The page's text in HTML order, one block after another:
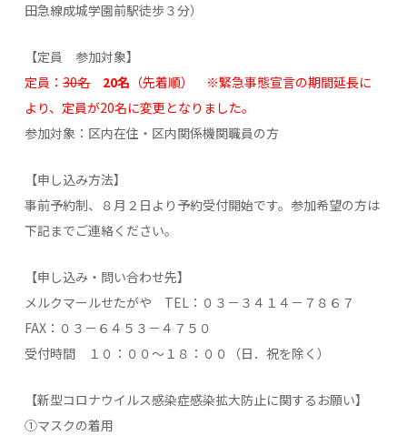
田急線成城学園前駅徒歩３分）
【定員 参加対象】
定員：30名 20名 （先着順） ※緊急事態宣言の期間延長に
より、定員が20名に変更となりました。
参加対象：区内在住・区内関係機関職員の方
【申し込み方法】
事前予約制、８月２日より予約受付開始です。参加希望の方は
下記までご連絡ください。
【申し込み・問い合わせ先】
メルクマールせたがや TEL：０３－３４１４－７８６７
FAX：０３－６４５３－４７５０
受付時間 １０：００～１８：００（日．祝を除く）
【新型コロナウイルス感染症感染拡大防止に関するお願い】
①マスクの着用